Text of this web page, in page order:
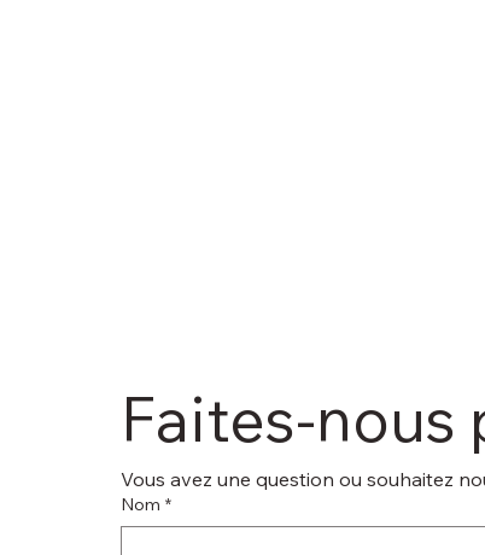
Faites-nous
Vous avez une question ou souhaitez
Nom *